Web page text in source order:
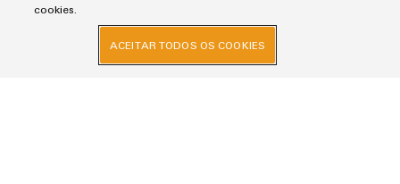
cookies.
ACEITAR TODOS OS COOKIES